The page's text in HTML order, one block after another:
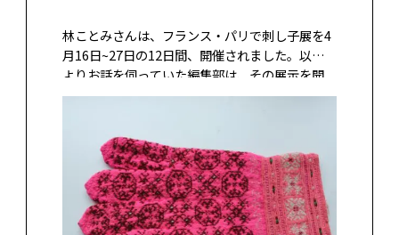
林ことみさんは、フランス・パリで刺し子展を4
月16日~27日の12日間、開催されました。以前
よりお話を伺っていた編集部は、その展示を開
くことになったきっかけや、実際に展示するま
筆いただきました。合わせておすすめのパリの
手芸店も紹介いただきました。